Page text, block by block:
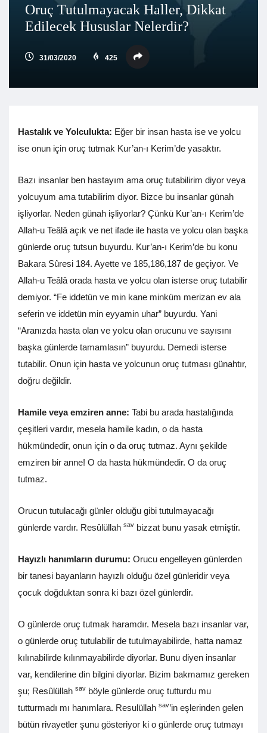
Oruç Tutulmayacak Haller, Dikkat
Edilecek Hususlar Nelerdir?
31/03/2020 425
Hastalık ve Yolculukta: Eğer bir insan hasta ise ve yolcu
ise onun için oruç tutmak Kur’an-ı Kerim’de yasaktır.
Bazı insanlar ben hastayım ama oruç tutabilirim diyor veya
yolcuyum ama tutabilirim diyor. Bizce bu insanlar günah
işliyorlar. Neden günah işliyorlar? Çünkü Kur’an-ı Kerim’de
Allah-u Teâlâ açık ve net ifade ile hasta ve yolcu olan başka
günlerde oruç tutsun buyurdu. Kur’an-ı Kerim’de bu konu
Bakara Sûresi 184. Ayette ve 185,186,187 de geçiyor. Ve
Allah-u Teâlâ orada hasta ve yolcu olan isterse oruç tutabilir
demiyor. “Fe iddetün ve min kane minküm merizan ev ala
seferin ve iddetün min eyyamin uhar” buyurdu. Yani
“Aranızda hasta olan ve yolcu olan orucunu ve sayısını
başka günlerde tamamlasın” buyurdu. Demedi isterse
tutabilir. Onun için hasta ve yolcunun oruç tutması günahtır,
doğru değildir.
Hamile veya emziren anne: Tabi bu arada hastalığında
çeşitleri vardır, mesela hamile kadın, o da hasta
hükmündedir, onun için o da oruç tutmaz. Aynı şekilde
emziren bir anne! O da hasta hükmündedir. O da oruç
tutmaz.
Orucun tutulacağı günler olduğu gibi tutulmayacağı
günlerde vardır. Resûlüllah sav bizzat bunu yasak etmiştir.
Hayızlı hanımların durumu: Orucu engelleyen günlerden
bir tanesi bayanların hayızlı olduğu özel günleridir veya
çocuk doğduktan sonra ki bazı özel günlerdir.
O günlerde oruç tutmak haramdır. Mesela bazı insanlar var,
o günlerde oruç tutulabilir de tutulmayabilirde, hatta namaz
kılınabilirde kılınmayabilirde diyorlar. Bunu diyen insanlar
var, kendilerine din bilgini diyorlar. Bizim bakmamız gereken
şu; Resûlüllah sav böyle günlerde oruç tutturdu mu
tutturmadı mı hanımlara. Resulüllah sav’in eşlerinden gelen
bütün rivayetler şunu gösteriyor ki o günlerde oruç tutmayı